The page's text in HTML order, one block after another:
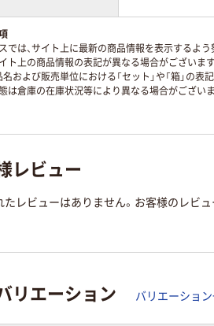
では、サイト上に最新の商品情報を表示するよう
ト上の商品情報の表記が異なる場合がございま
名および販売単位における「セット」や「箱」の
は倉庫の在庫状況等により異なる場合がござい
レビュー
たレビューはありません。お客様のレビ
リエーション バリエーショ